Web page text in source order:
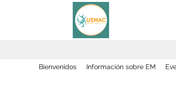
Bienvenidos Información sobre EM